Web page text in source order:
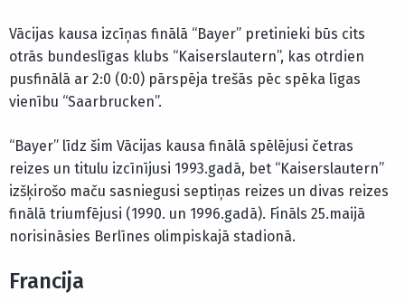
Vācijas kausa izcīņas finālā “Bayer” pretinieki būs cits
otrās bundeslīgas klubs “Kaiserslautern”, kas otrdien
pusfinālā ar 2:0 (0:0) pārspēja trešās pēc spēka līgas
vienību “Saarbrucken”.
“Bayer” līdz šim Vācijas kausa finālā spēlējusi četras
reizes un titulu izcīnījusi 1993.gadā, bet “Kaiserslautern”
izšķirošo maču sasniegusi septiņas reizes un divas reizes
finālā triumfējusi (1990. un 1996.gadā). Fināls 25.maijā
norisināsies Berlīnes olimpiskajā stadionā.
Francija